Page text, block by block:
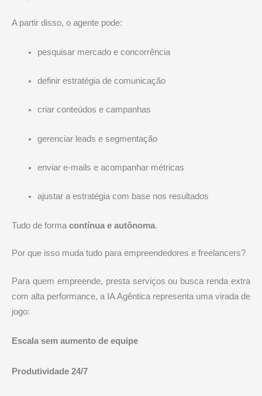
A partir disso, o agente pode:
pesquisar mercado e concorrência
definir estratégia de comunicação
criar conteúdos e campanhas
gerenciar leads e segmentação
enviar e-mails e acompanhar métricas
ajustar a estratégia com base nos resultados
Tudo de forma contínua e autônoma.
Por que isso muda tudo para empreendedores e freelancers?
Para quem empreende, presta serviços ou busca renda extra
com alta performance, a IA Agêntica representa uma virada de
jogo:
Escala sem aumento de equipe
Produtividade 24/7